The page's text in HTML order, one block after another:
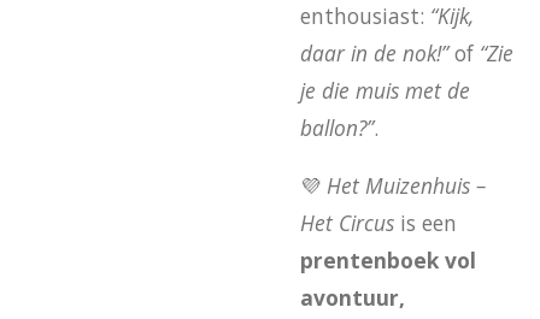
enthousiast: “Kijk,
daar in de nok!”of “Zie
je die muis met de
ballon?”.
💜 Het Muizenhuis –
Het Circus is een
prentenboek vol
avontuur,